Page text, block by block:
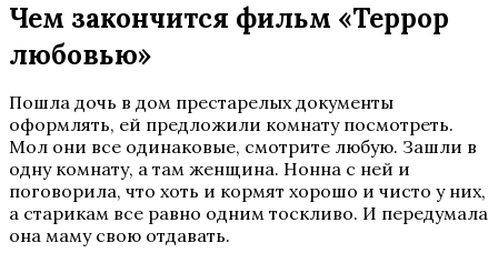
Чем закончится фильм «Террор
любовью»
Пошла дочь в дом престарелых документы
оформлять, ей предложили комнату посмотреть.
Мол они все одинаковые, смотрите любую. Зашли в
одну комнату, а там женщина. Нонна с ней и
поговорила, что хоть и кормят хорошо и чисто у них,
а старикам все равно одним тоскливо. И передумала
она маму свою отдавать.